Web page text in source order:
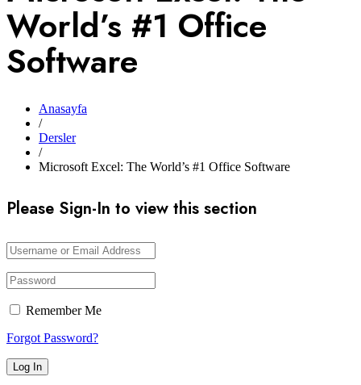
World’s #1 Office
Software
Anasayfa
/
Dersler
/
Microsoft Excel: The World’s #1 Office Software
Please Sign-In to view this section
Remember Me
Forgot Password?